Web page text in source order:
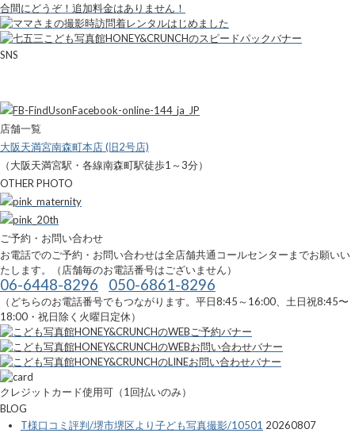
SNS
店舗一覧
大阪天満宮南森町本店 (旧2号店)
（大阪天満宮駅・各線南森町駅徒歩1～3分）
OTHER PHOTO
ご予約・お問い合わせ
お電話でのご予約・お問い合わせは全店舗共通コールセンターまでお願いい
たします。（店舗毎のお電話番号はございません）
06-6448-8296 050-6861-8296
（どちらのお電話番号でもつながります。平日8:45～16:00、土日祝8:45〜
18:00・祝日除く火曜日定休）
クレジットカード使用可（1回払いのみ）
BLOG
T様口コミ評判/堺市堺区より子ども写真撮影/10501 20260807